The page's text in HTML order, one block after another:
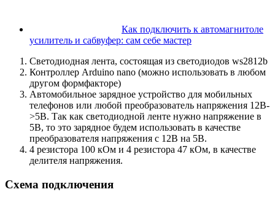
Как подключить к автомагнитоле
усилитель и сабвуфер: сам себе мастер
Светодиодная лента, состоящая из светодиодов ws2812b
Контроллер Arduino nano (можно использовать в любом
другом формфакторе)
Автомобильное зарядное устройство для мобильных
телефонов или любой преобразователь напряжения 12В-
>5В. Так как светодиодной ленте нужно напряжение в
5В, то это зарядное будем использовать в качестве
преобразователя напряжения с 12В на 5В.
4 резистора 100 кОм и 4 резистора 47 кОм, в качестве
делителя напряжения.
Cхема подключения